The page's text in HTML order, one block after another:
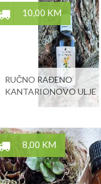
10,00 KM
RUČNO RAĐENO
KANTARIONOVO ULJE
8,00 KM